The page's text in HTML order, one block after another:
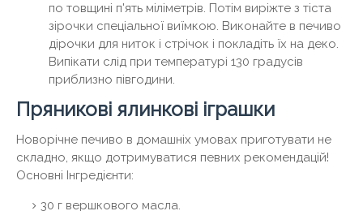
по товщині п'ять міліметрів. Потім виріжте з тіста
зірочки спеціальної виїмкою. Виконайте в печиво
дірочки для ниток і стрічок і покладіть їх на деко.
Випікати слід при температурі 130 градусів
приблизно півгодини.
Пряникові ялинкові іграшки
Новорічне печиво в домашніх умовах приготувати не
складно, якщо дотримуватися певних рекомендацій!
Основні Інгредієнти:
30 г вершкового масла.